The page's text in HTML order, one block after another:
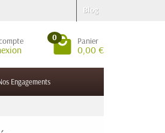
Blog
0 Panier
0,00 €
Engagements